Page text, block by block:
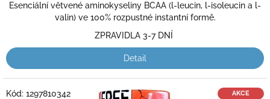
Esenciální větvené aminokyseliny BCAA (l-leucin, l-isoleucin a l-
valin) ve 100% rozpustné instantní formě.
ZPRAVIDLA 3-7 DNÍ
Detail
AKCE
Kód: 1297810342